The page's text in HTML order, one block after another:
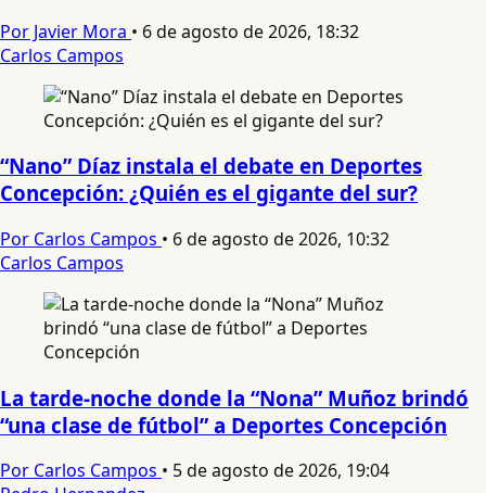
Por Javier Mora • 6 de agosto de 2026, 18:32
Carlos Campos
“Nano” Díaz instala el debate en Deportes
Concepción: ¿Quién es el gigante del sur?
Por Carlos Campos • 6 de agosto de 2026, 10:32
Carlos Campos
La tarde-noche donde la “Nona” Muñoz brindó
“una clase de fútbol” a Deportes Concepción
Por Carlos Campos • 5 de agosto de 2026, 19:04